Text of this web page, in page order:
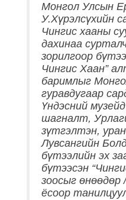
Монгол Улсын
У.Хүрэлсүхийн
Чингис хааны
дахинаа
зорилгоор
Чингис Хаан”
баримлыг
гуравдугаар
Үндэсний
шагналт,
зүтгэлтэн,
Лувсангийн
бүтээлийн эх
бүтээсэн
зоосыг өнөөдөр
ёсоор